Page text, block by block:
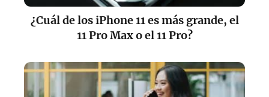
¿Cuál de los iPhone 11 es más grande, el
11 Pro Max o el 11 Pro?